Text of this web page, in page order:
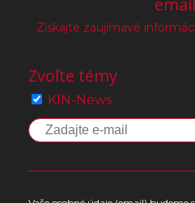
email
Získajte zaujímavé
Zvoľte témy
KIN-News